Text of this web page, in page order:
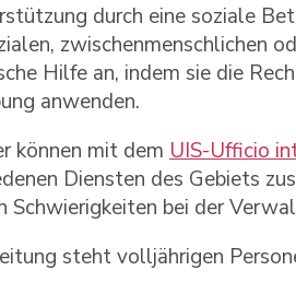
durch eine soziale
zwischenmenschlichen
Hilfe an, indem sie die
anwenden.
können mit dem UIS-Ufficio
Diensten des Gebiets
Schwierigkeiten bei der
steht volljährigen